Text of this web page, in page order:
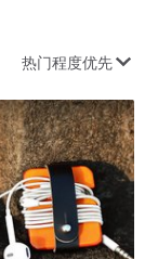
热门程度优先